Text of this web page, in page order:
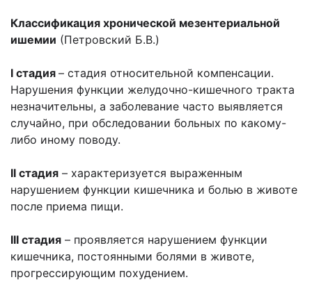
Классификация хронической мезентериальной
ишемии (Петровский Б.В.)
I стадия – стадия относительной компенсации.
Нарушения функции желудочно-кишечного тракта
незначительны, а заболевание часто выявляется
случайно, при обследовании больных по какому-
либо иному поводу.
II стадия – характеризуется выраженным
нарушением функции кишечника и болью в животе
после приема пищи.
III стадия – проявляется нарушением функции
кишечника, постоянными болями в животе,
прогрессирующим похудением.